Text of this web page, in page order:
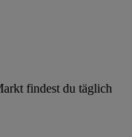
findest du täglich